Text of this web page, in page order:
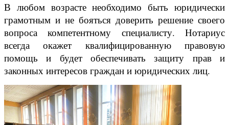
В любом возрасте необходимо быть юридически
грамотным и не бояться доверить решение своего
вопроса компетентному специалисту. Нотариус
всегда окажет квалифицированную правовую
помощь и будет обеспечивать защиту прав и
законных интересов граждан и юридических лиц.